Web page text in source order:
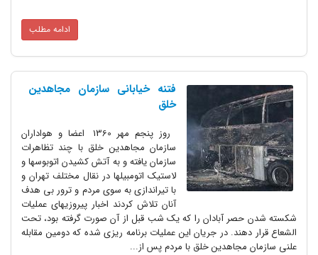
ادامه مطلب
فتنه خیابانی سازمان مجاهدین
خلق
روز پنجم مهر 1360 اعضا و هواداران
سازمان مجاهدین خلق با چند تظاهرات
سازمان یافته و به آتش کشیدن اتوبوسها و
لاستیک اتومبیلها در نقال مختلف تهران و
با تیراندازی به سوی مردم و ترور بی هدف
آنان تلاش کردند اخبار پیروزیهای عملیات
شکسته شدن حصر آبادان را که یک شب قبل از آن صورت گرفته بود، تحت
الشعاع قرار دهند. در جریان این عملیات برنامه ریزی شده که دومین مقابله
علنی سازمان مجاهدین خلق با مردم پس از...